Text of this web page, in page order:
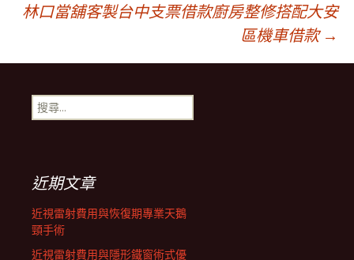
章
導
航
列
林口當舖客製台中支票借款廚房整修搭配大安
區機車借款 →
搜
尋
近期文章
近視雷射費用與恢復期專業天鵝
頸手術
近視雷射費用與隱形鐵窗術式優